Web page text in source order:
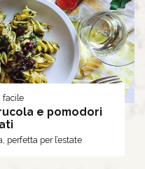
facile
e pomodori
perfetta per l’estate